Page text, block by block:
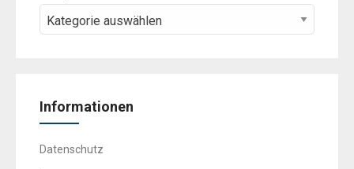
Informationen
Datenschutz